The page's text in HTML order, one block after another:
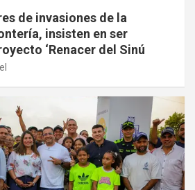
de invasiones de la
insisten en ser
‘Renacer del Sinú